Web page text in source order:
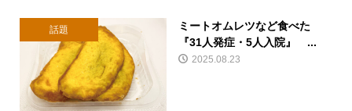
話題
ミートオムレツなど食べた
『31人発症・5人入院』 ...
2025.08.23